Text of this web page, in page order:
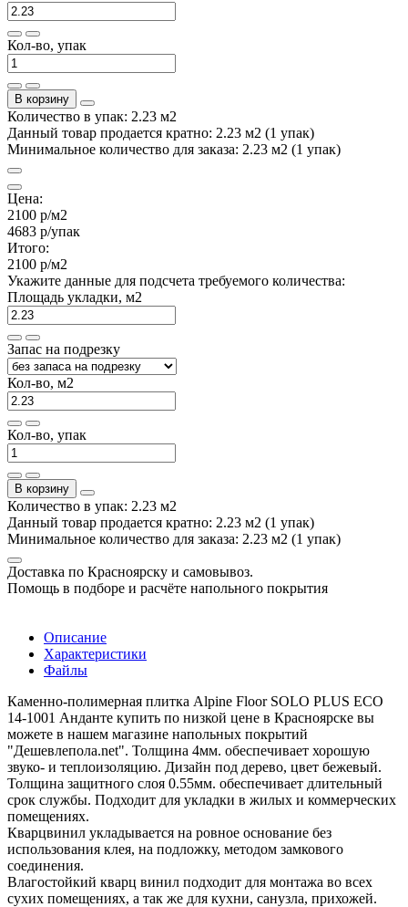
Кол-во, упак
В корзину
Количество в упак: 2.23 м2
Данный товар продается кратно: 2.23 м2 (1 упак)
Минимальное количество для заказа: 2.23 м2 (1 упак)
Цена:
2100 р/м2
4683 р/упак
Итого:
2100 р/м2
Укажите данные для подсчета требуемого количества:
Площадь укладки, м2
Запас на подрезку
Кол-во, м2
Кол-во, упак
В корзину
Количество в упак: 2.23 м2
Данный товар продается кратно: 2.23 м2 (1 упак)
Минимальное количество для заказа: 2.23 м2 (1 упак)
Доставка по Красноярску и самовывоз.
Помощь в подборе и расчёте напольного покрытия
Описание
Характеристики
Файлы
Каменно-полимерная плитка Alpine Floor SOLO PLUS ЕСО
14-1001 Анданте купить по низкой цене в Красноярске вы
можете в нашем магазине напольных покрытий
"Дешевлепола.net". Толщина 4мм. обеспечивает хорошую
звуко- и теплоизоляцию. Дизайн под дерево, цвет бежевый.
Толщина защитного слоя 0.55мм. обеспечивает длительный
срок службы. Подходит для укладки в жилых и коммерческих
помещениях.
Кварцвинил укладывается на ровное основание без
использования клея, на подложку, методом замкового
соединения.
Влагостойкий кварц винил подходит для монтажа во всех
сухих помещениях, а так же для кухни, санузла, прихожей.